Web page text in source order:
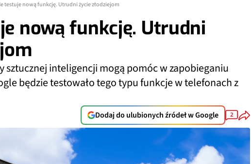
testuje nową funkcję. Utrudni życie złodziejom
nową funkcję. Utrudni
sztucznej inteligencji mogą pomóc w zapobieganiu
będzie testowało tego typu funkcje w telefonach z
Dodaj do ulubionych źródeł w Google 2